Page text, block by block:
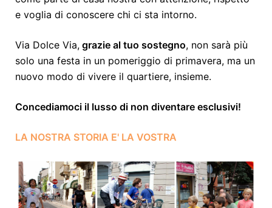
e voglia di conoscere chi ci sta intorno.
Via Dolce Via, grazie al tuo sostegno, non sarà più
solo una festa in un pomeriggio di primavera, ma un
nuovo modo di vivere il quartiere, insieme.
Concediamoci il lusso di non diventare esclusivi!
LA NOSTRA STORIA E' LA VOSTRA